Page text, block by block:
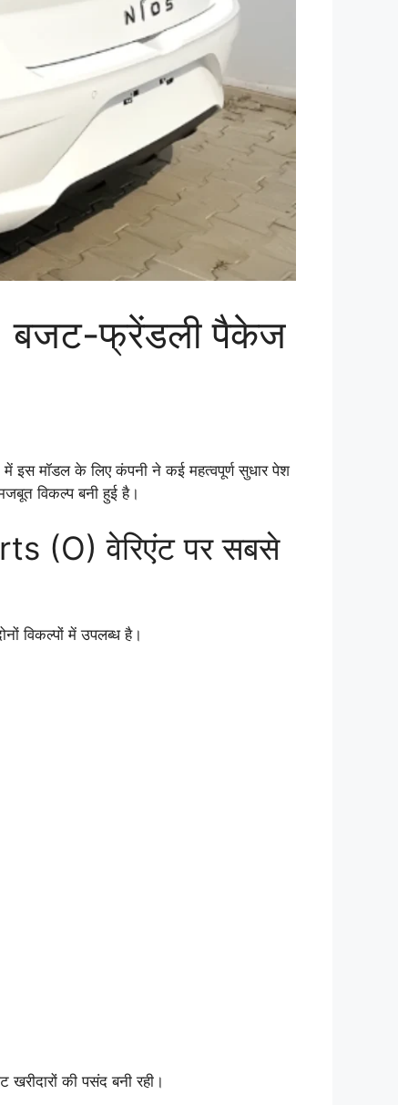
बजट-फ्रेंडली पैकेज
इस मॉडल के लिए कंपनी ने कई महत्वपूर्ण सुधार पेश
विकल्प बनी हुई है।
(O) वेरिएंट पर सबसे
विकल्पों में उपलब्ध है।
की पसंद बनी रही।